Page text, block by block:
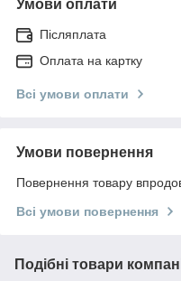
Умови оплати
Післяплата
Оплата на картку
Всі умови оплати
Умови повернення
Повернення товару
Всі умови повернення
Подібні товари